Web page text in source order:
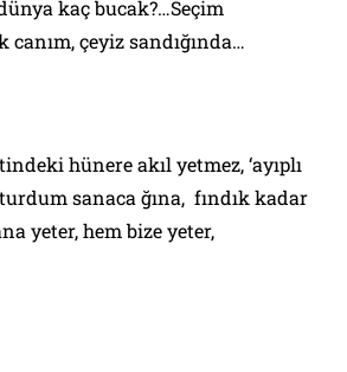
kaç bucak?…Seçim
canım, çeyiz sandığında…
hünere akıl yetmez, ‘ayıplı
sanaca ğına, fındık kadar
yeter, hem bize yeter,